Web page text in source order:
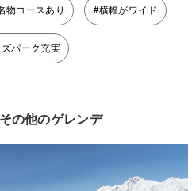
物コースあり #横幅がワイド
パーク充実
の他のゲレンデ